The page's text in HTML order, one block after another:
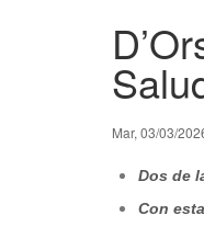
Mar, 03/03/
Dos de
Con